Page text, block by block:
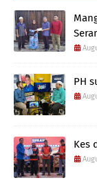
PH
Kes